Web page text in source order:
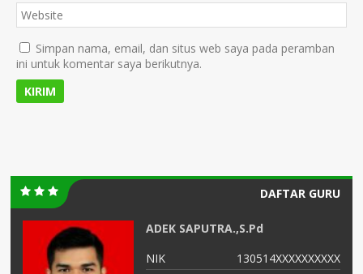
Simpan nama, email, dan situs web saya pada peramban
ini untuk komentar saya berikutnya.
DAFTAR GURU
ADEK SAPUTRA.,S.Pd
NIK
130514XXXXXXXXXX